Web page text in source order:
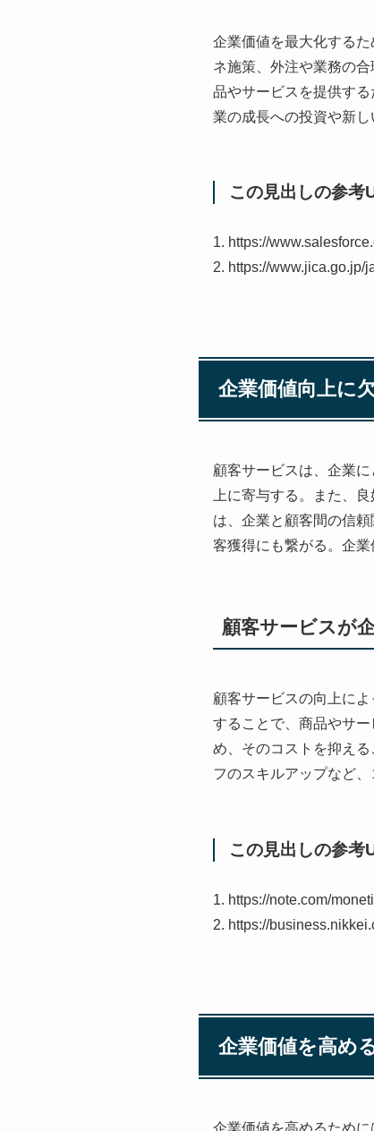
企業価値を最大化する
ネ施策、外注や業務の
品やサービスを提供す
業の成長への投資や新し
この見出しの参考
1. https://
2. https://www.jica.go.jp/
企業価値向上に
顧客サービスは、企業
上に寄与する。また、
は、企業と顧客間の信
客獲得にも繋がる。企
顧客サービスが
顧客サービスの向上に
することで、商品やサ
め、そのコストを抑え
フのスキルアップなど、
この見出しの参考
1. https://note.com/
2. https://
企業価値を高め
企業価値を高めるため